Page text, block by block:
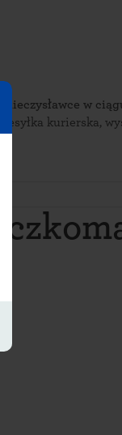
w
kurierska,